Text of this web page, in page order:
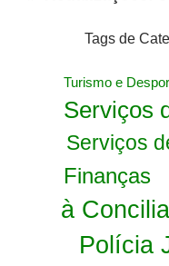
Tags de
Turismo e
Serviços
Serviços
Finanças
à
Polícia